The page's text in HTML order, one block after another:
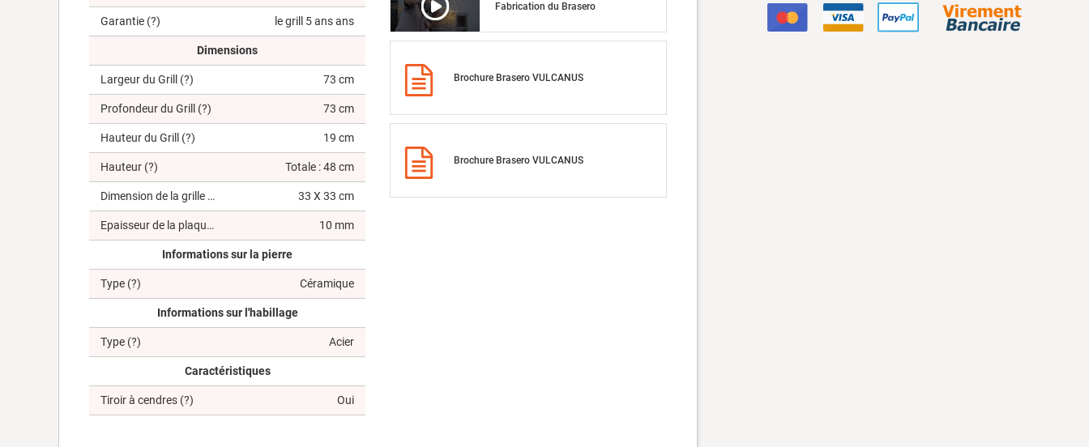
Garantie (?) le grill 5 ans ans
Dimensions
Largeur du Grill (?) 73 cm
Profondeur du Grill (?) 73 cm
Hauteur du Grill (?) 19 cm
Hauteur (?) Totale : 48 cm
Dimension de la grille
(?) 33 X 33 cm
Epaisseur de la plaque de cuisson 10 mm
Informations sur la pierre
Type (?) Céramique
Informations sur l'habillage
Type (?) Acier
Caractéristiques
Tiroir à cendres (?) Oui
Fabrication du Brasero
Brochure Brasero VULCANUS
Brochure Brasero VULCANUS